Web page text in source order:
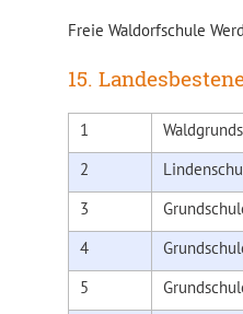
Freie
15.
1
2
3
4
5